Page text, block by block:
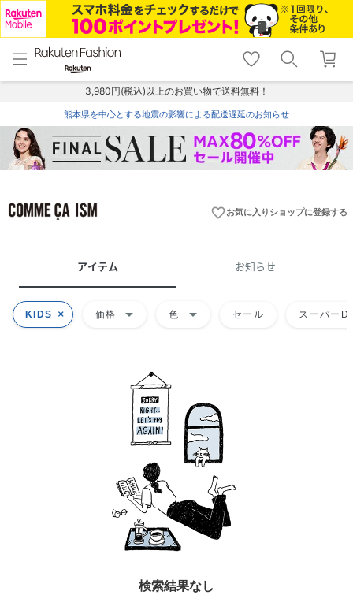
menu home
トップ
shopping_cart lock_outline
ログイン
3,980円(税込)以上のお買い物で送料無料！
熊本県を中心とする地震の影響による配送遅延のお知らせ
favorite_borderお気に入りショップに登録する
アイテム お知らせ
KIDS 価格 arrow_drop_down 色 arrow_drop_down セール スーパー
検索結果なし